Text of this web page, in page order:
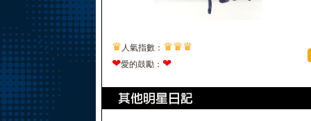
♛ 人氣指數： ♛♛♛
❤愛的鼓勵： ❤